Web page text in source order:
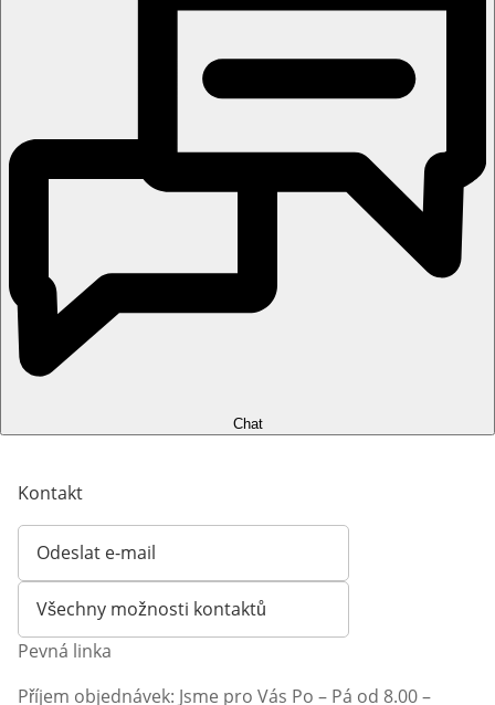
Chat
Kontakt
Odeslat e-mail
Otevírá e-mailového klienta
Všechny možnosti kontaktů
Pevná linka
Příjem objednávek: Jsme pro Vás Po – Pá od 8.00 –